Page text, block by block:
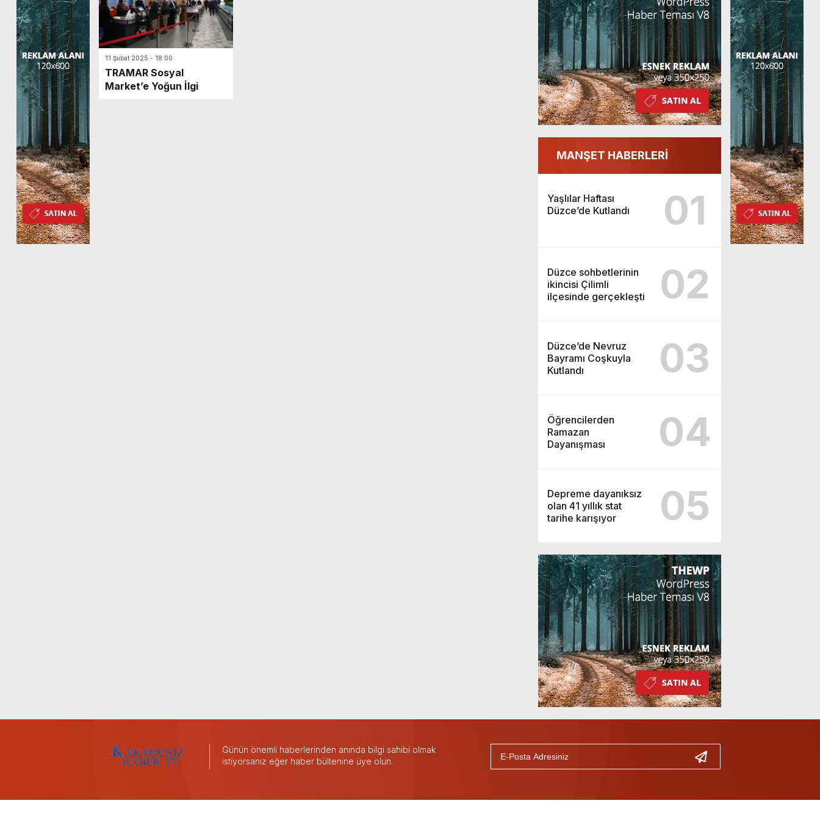
11 Şubat 2025 - 18:00
TRAMAR Sosyal
Market’e Yoğun İlgi
MANŞET HABERLERİ
Yaşlılar Haftası
Düzce’de Kutlandı
01
Düzce sohbetlerinin
ikincisi Çilimli
ilçesinde gerçekleşti
02
Düzce’de Nevruz
Bayramı Coşkuyla
Kutlandı
03
Öğrencilerden
Ramazan
Dayanışması
04
Depreme dayanıksız
olan 41 yıllık stat
tarihe karışıyor
05
Günün önemli haberlerinden anında bilgi sahibi olmak
istiyorsanız eğer haber bültenine üye olun.